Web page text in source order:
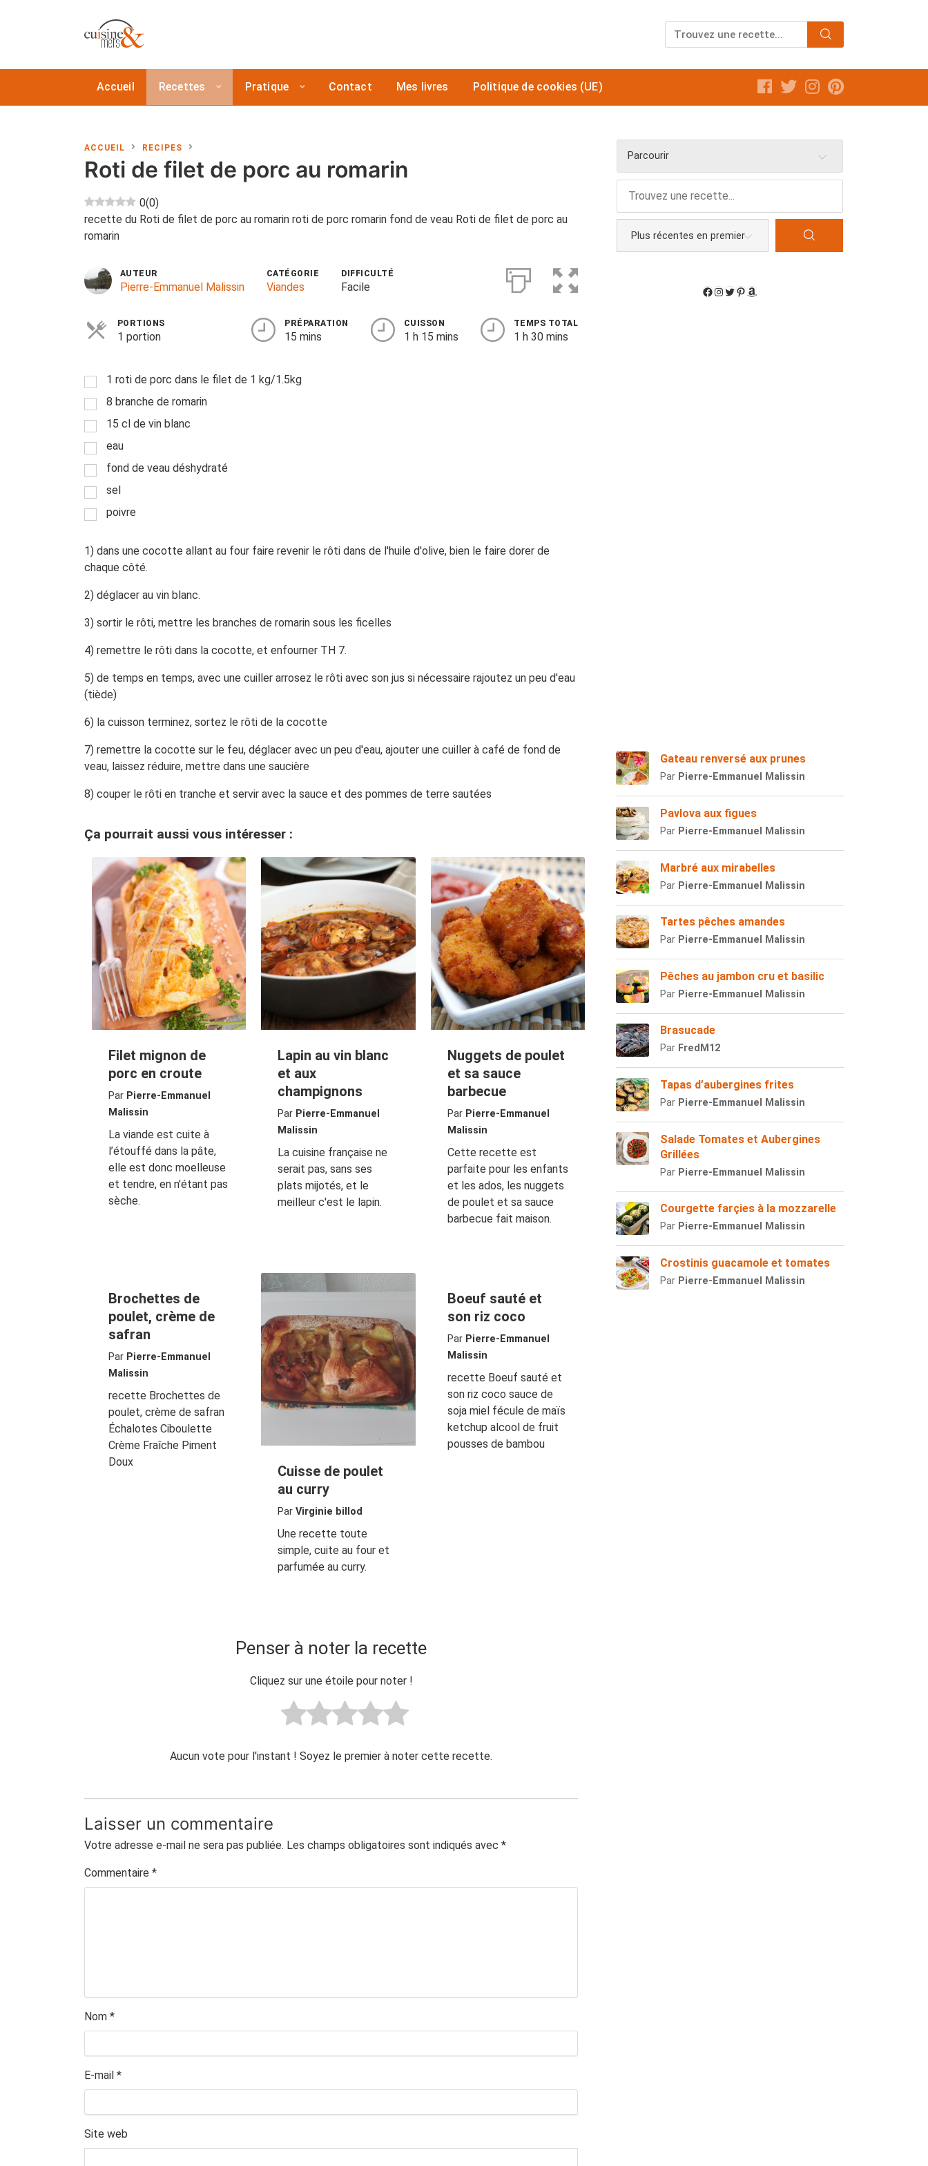
Accueil Recettes Pratique Contact Mes livres Politique de cookies (UE)
ACCUEIL RECIPES
Roti de filet de porc au romarin
0(0)
recette du Roti de filet de porc au romarin roti de porc romarin fond de veau Roti de filet de porc au
romarin
AUTEUR
Pierre-Emmanuel Malissin
CATÉGORIE
Viandes
DIFFICULTÉ
Facile
PORTIONS
1 portion
PRÉPARATION
15 mins
CUISSON
1 h 15 mins
TEMPS TOTAL
1 h 30 mins
1 roti de porc dans le filet de 1 kg/1.5kg
8 branche de romarin
15 cl de vin blanc
eau
fond de veau déshydraté
sel
poivre
1) dans une cocotte allant au four faire revenir le rôti dans de l'huile d'olive, bien le faire dorer de
chaque côté.
2) déglacer au vin blanc.
3) sortir le rôti, mettre les branches de romarin sous les ficelles
4) remettre le rôti dans la cocotte, et enfourner TH 7.
5) de temps en temps, avec une cuiller arrosez le rôti avec son jus si nécessaire rajoutez un peu d'eau
(tiède)
6) la cuisson terminez, sortez le rôti de la cocotte
7) remettre la cocotte sur le feu, déglacer avec un peu d'eau, ajouter une cuiller à café de fond de
veau, laissez réduire, mettre dans une saucière
8) couper le rôti en tranche et servir avec la sauce et des pommes de terre sautées
Ça pourrait aussi vous intéresser :
Filet mignon de
porc en croute
Par Pierre-Emmanuel
Malissin
La viande est cuite à
l’étouffé dans la pâte,
elle est donc moelleuse
et tendre, en n'étant pas
sèche.
Lapin au vin blanc
et aux
champignons
Par Pierre-Emmanuel
Malissin
La cuisine française ne
serait pas, sans ses
plats mijotés, et le
meilleur c'est le lapin.
Nuggets de poulet
et sa sauce
barbecue
Par Pierre-Emmanuel
Malissin
Cette recette est
parfaite pour les enfants
et les ados, les nuggets
de poulet et sa sauce
barbecue fait maison.
Brochettes de
poulet, crème de
safran
Par Pierre-Emmanuel
Malissin
recette Brochettes de
poulet, crème de safran
Échalotes Ciboulette
Crème Fraîche Piment
Doux
Cuisse de poulet
au curry
ParVirginie billod
Une recette toute
simple, cuite au four et
parfumée au curry.
Boeuf sauté et
son riz coco
Par Pierre-Emmanuel
Malissin
recette Boeuf sauté et
son riz coco sauce de
soja miel fécule de maïs
ketchup alcool de fruit
pousses de bambou
Penser à noter la recette
Cliquez sur une étoile pour noter !
Aucun vote pour l'instant ! Soyez le premier à noter cette recette.
Laisser un commentaire
Votre adresse e-mail ne sera pas publiée. Les champs obligatoires sont indiqués avec *
Commentaire *
Nom *
E-mail *
Site web
Parcourir
Gateau renversé aux prunes
Par Pierre-Emmanuel Malissin
Pavlova aux figues
Par Pierre-Emmanuel Malissin
Marbré aux mirabelles
Par Pierre-Emmanuel Malissin
Tartes pêches amandes
Par Pierre-Emmanuel Malissin
Pêches au jambon cru et basilic
Par Pierre-Emmanuel Malissin
Brasucade
Par FredM12
Tapas d’aubergines frites
Par Pierre-Emmanuel Malissin
Salade Tomates et Aubergines
Grillées
Par Pierre-Emmanuel Malissin
Courgette farçies à la mozzarelle
Par Pierre-Emmanuel Malissin
Crostinis guacamole et tomates
Par Pierre-Emmanuel Malissin